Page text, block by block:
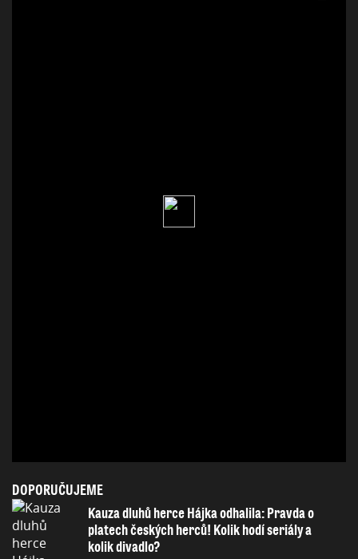
DOPORUČUJEME
Kauza dluhů herce Hájka odhalila: Pravda o
platech českých herců! Kolik hodí seriály a
kolik divadlo?